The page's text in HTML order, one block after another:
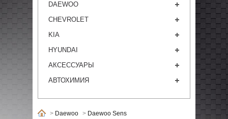
DAEWOO
CHEVROLET
KIA
HYUNDAI
АКСЕССУАРЫ
АВТОХИМИЯ
> Daewoo > Daewoo Sens